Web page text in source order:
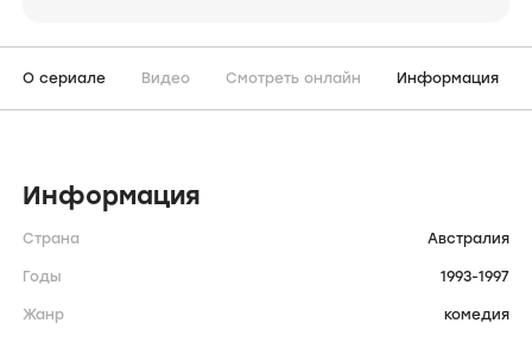
О сериале Видео Смотреть онлайн Информация
Информация
Страна Австралия
Годы 1993-1997
Жанр комедия